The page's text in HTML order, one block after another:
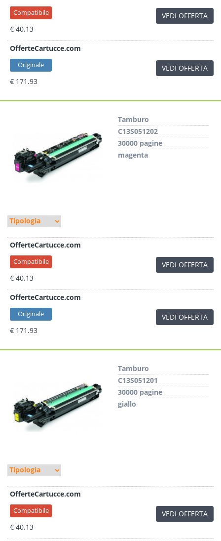
Compatibile
€ 40.13
VEDI OFFERTA
OfferteCartucce.com
Originale
€ 171.93
VEDI OFFERTA
Tamburo
C13S051202
30000 pagine
magenta
OfferteCartucce.com
Compatibile
€ 40.13
VEDI OFFERTA
OfferteCartucce.com
Originale
€ 171.93
VEDI OFFERTA
Tamburo
C13S051201
30000 pagine
giallo
OfferteCartucce.com
Compatibile
€ 40.13
VEDI OFFERTA